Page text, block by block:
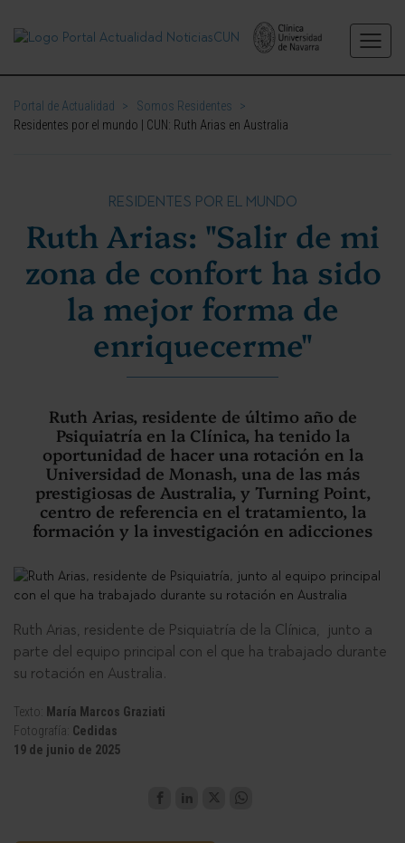
Portal de Actualidad > Somos Residentes
>
Residentes por el mundo | CUN: Ruth Arias en Australia
RESIDENTES POR EL MUNDO
Ruth Arias: "Salir de mi
zona de confort ha sido
la mejor forma de
enriquecerme"
Ruth Arias, residente de último año de
Psiquiatría en la Clínica, ha tenido la
oportunidad de hacer una rotación en la
Universidad de Monash, una de las más
prestigiosas de Australia, y Turning Point,
centro de referencia en el tratamiento, la
formación y la investigación en adicciones
Ruth Arias, residente de Psiquiatría de la Clínica, junto a
parte del equipo principal con el que ha trabajado durante
su rotación en Australia.
Texto:
María Marcos Graziati
Fotografía: Cedidas
19 de junio de 2025